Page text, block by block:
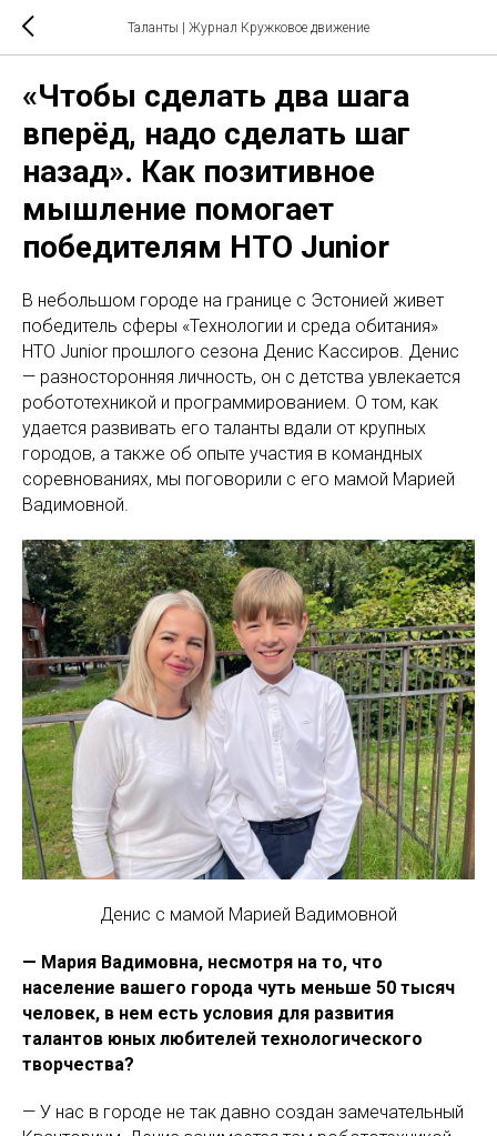
Таланты | Журнал Кружковое движение
«Чтобы сделать два шага
вперёд, надо сделать шаг
назад». Как позитивное
мышление помогает
победителям НТО Junior
В небольшом городе на границе с Эстонией живет
победитель сферы «Технологии и среда обитания»
НТО Junior прошлого сезона Денис Кассиров. Денис
— разносторонняя личность, он с детства увлекается
робототехникой и программированием. О том, как
удается развивать его таланты вдали от крупных
городов, а также об опыте участия в командных
соревнованиях, мы поговорили с его мамой Марией
Вадимовной.
Денис с мамой Марией Вадимовной
— Мария Вадимовна, несмотря на то, что
население вашего города чуть меньше 50 тысяч
человек, в нем есть условия для развития
талантов юных любителей технологического
творчества?
— У нас в городе не так давно создан замечательный